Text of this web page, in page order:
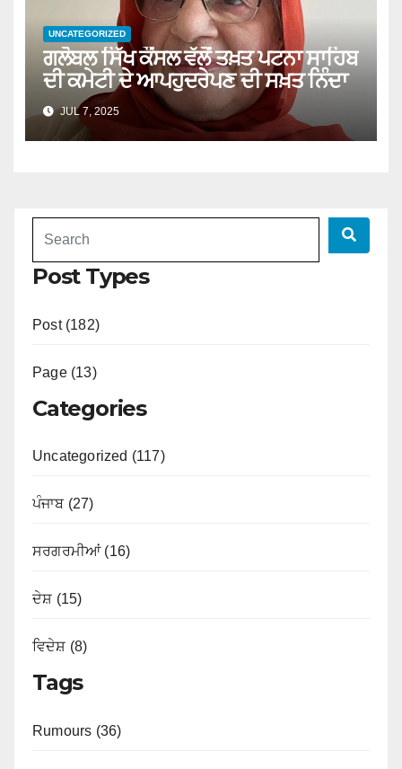
UNCATEGORIZED
ਗਲੋਬਲ ਸਿੱਖ ਕੌਂਸਲ ਵੱਲੋਂ ਤਖ਼ਤ ਪਟਨਾ ਸਾਹਿਬ
ਦੀ ਕਮੇਟੀ ਦੇ ਆਪਹੁਦਰੇਪਣ ਦੀ ਸਖ਼ਤ ਨਿੰਦਾ
JUL 7, 2025
Post Types
Post (182)
Page (13)
Categories
Uncategorized (117)
ਪੰਜਾਬ (27)
ਸਰਗਰਮੀਆਂ (16)
ਦੇਸ਼ (15)
ਵਿਦੇਸ਼ (8)
Tags
Rumours (36)